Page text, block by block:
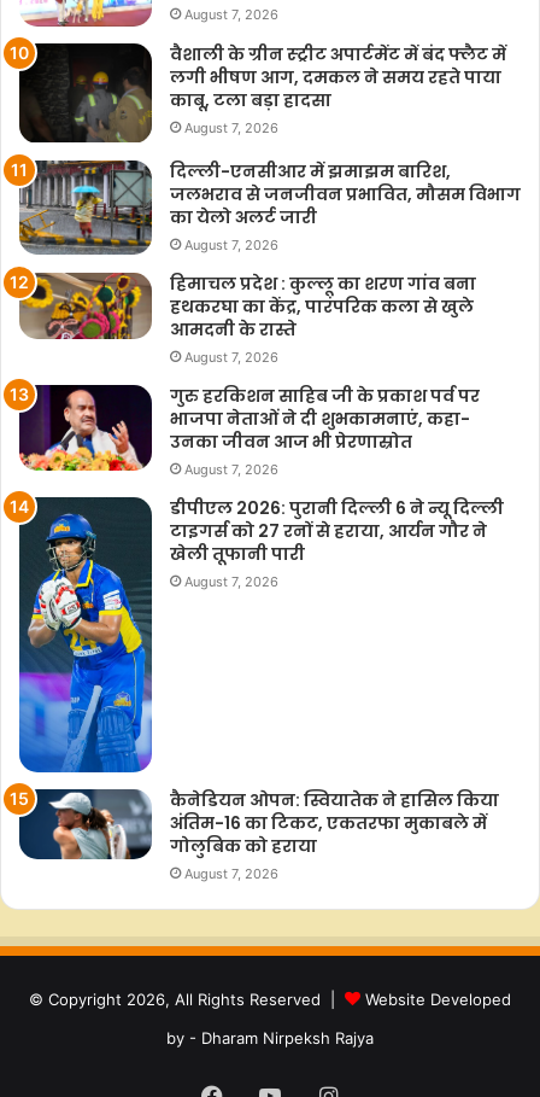
August 7, 2026
वैशाली के ग्रीन स्ट्रीट अपार्टमेंट में बंद फ्लैट में
लगी भीषण आग, दमकल ने समय रहते पाया
काबू, टला बड़ा हादसा
August 7, 2026
दिल्ली-एनसीआर में झमाझम बारिश,
जलभराव से जनजीवन प्रभावित, मौसम विभाग
का येलो अलर्ट जारी
August 7, 2026
हिमाचल प्रदेश : कुल्लू का शरण गांव बना
हथकरघा का केंद्र, पारंपरिक कला से खुले
आमदनी के रास्ते
August 7, 2026
गुरु हरकिशन साहिब जी के प्रकाश पर्व पर
भाजपा नेताओं ने दी शुभकामनाएं, कहा-
उनका जीवन आज भी प्रेरणास्रोत
August 7, 2026
डीपीएल 2026: पुरानी दिल्ली 6 ने न्यू दिल्ली
टाइगर्स को 27 रनों से हराया, आर्यन गौर ने
खेली तूफानी पारी
August 7, 2026
कैनेडियन ओपन: स्वियातेक ने हासिल किया
अंतिम-16 का टिकट, एकतरफा मुकाबले में
गोलुबिक को हराया
August 7, 2026
© Copyright 2026, All Rights Reserved |
Website Developed
by - Dharam Nirpeksh Rajya